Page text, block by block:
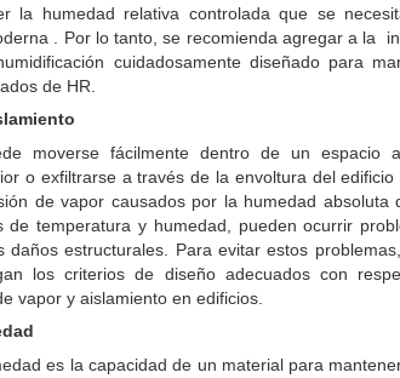
la humedad relativa controlada que se
. Por lo tanto, se recomienda agregar a la
cuidadosamente diseñado para
de HR.
moverse fácilmente dentro de un espacio
o exfiltrarse a través de la envoltura del edificio
de vapor causados ​​por la humedad absoluta
de temperatura y humedad, pueden ocurrir
daños estructurales. Para evitar estos
los criterios de diseño adecuados con
vapor y aislamiento en edificios.
es la capacidad de un material para